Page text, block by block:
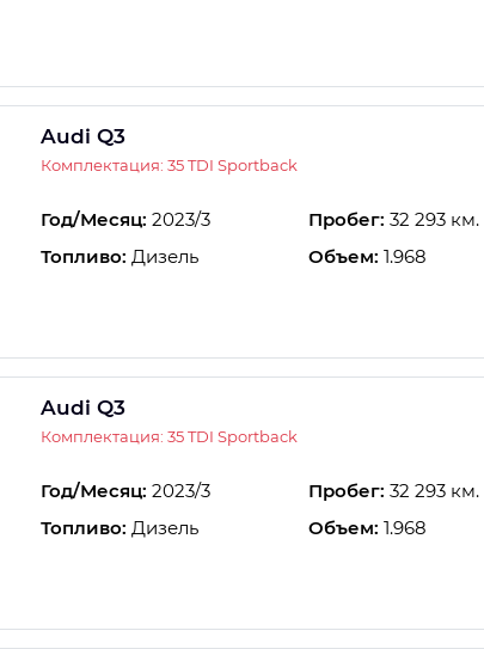
Audi Q3
Комплектация: 35 TDI Sportback
Год/Месяц: 2023/3 Пробег: 32 293 км.
Топливо: Дизель Объем: 1.968
Audi Q3
Комплектация: 35 TDI Sportback
Год/Месяц: 2023/3 Пробег: 32 293 км.
Топливо: Дизель Объем: 1.968